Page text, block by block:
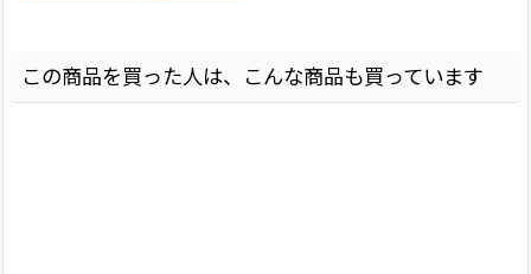
この商品を買った人は、こんな商品も買っています